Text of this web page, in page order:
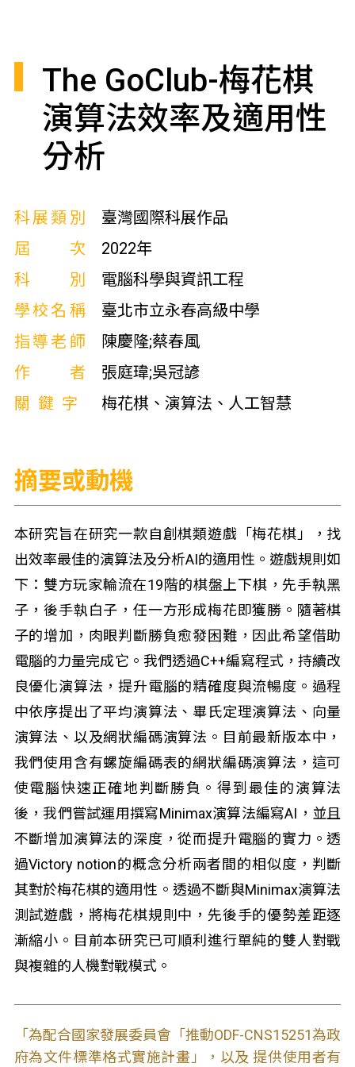
The GoClub-梅花棋
演算法效率及適用性
分析
科展類別
臺灣國際科展作品
屆次
2022年
科別
電腦科學與資訊工程
學校名稱
臺北市立永春高級中學
指導老師
陳慶隆;蔡春風
作者
張庭瑋;吳冠諺
關鍵字
梅花棋、演算法、人工智慧
摘要或動機
本研究旨在研究一款自創棋類遊戲「梅花棋」，找
出效率最佳的演算法及分析AI的適用性。遊戲規則如
下：雙方玩家輪流在19階的棋盤上下棋，先手執黑
子，後手執白子，任一方形成梅花即獲勝。隨著棋
子的增加，肉眼判斷勝負愈發困難，因此希望借助
電腦的力量完成它。我們透過C++編寫程式，持續改
良優化演算法，提升電腦的精確度與流暢度。過程
中依序提出了平均演算法、畢氏定理演算法、向量
演算法、以及網狀編碼演算法。目前最新版本中，
我們使用含有螺旋編碼表的網狀編碼演算法，這可
使電腦快速正確地判斷勝負。得到最佳的演算法
後，我們嘗試運用撰寫Minimax演算法編寫AI，並且
不斷增加演算法的深度，從而提升電腦的實力。透
過Victory notion的概念分析兩者間的相似度，判斷
其對於梅花棋的適用性。透過不斷與Minimax演算法
測試遊戲，將梅花棋規則中，先後手的優勢差距逐
漸縮小。目前本研究已可順利進行單純的雙人對戰
與複雜的人機對戰模式。
「為配合國家發展委員會「推動ODF-CNS15251為政
府為文件標準格式實施計畫」，以及 提供使用者有